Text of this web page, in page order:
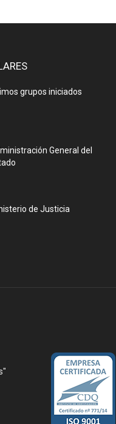
grupos iniciados
General del
de Justicia